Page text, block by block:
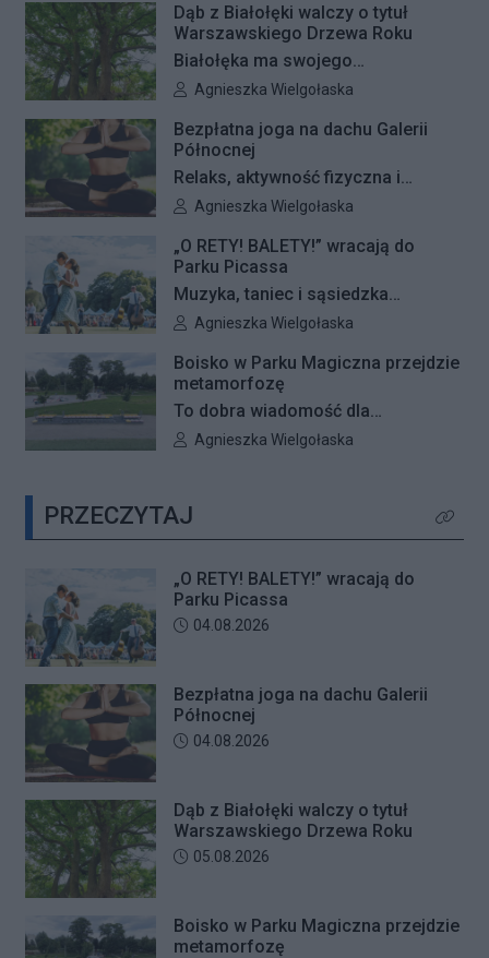
się remonty nawierzchni na trzech
placach zabaw – przy ulicach
Kiersnowskiego, Ruskowy Bród i
Ceramicznej.
Dąb z Białołęki walczy o tytuł
Warszawskiego Drzewa Roku
Białołęka ma swojego
reprezentanta w plebiscycie na
finałowej dwunastki zakwalifikował
się okazały dąb szypułkowy
rosnący przy ul. Konturowej. Teraz
o zwycięstwie zadecydują głosy
mieszkańców.
Autor artykułu:
Agnieszka Wielgołaska
Bezpłatna joga na dachu Galerii
Północnej
Relaks, aktywność fizyczna i
wyjątkowa przestrzeń pełna zieleni
Fitness Zdrofit zapraszają
mieszkańców na bezpłatne zajęcia
Autor artykułu:
Agnieszka Wielgołaska
„O RETY! BALETY!” wracają do
Parku Picassa
Muzyka, taniec i sąsiedzka
atmosfera ponownie zagoszczą w
rozpocznie się VII edycja
plenerowych potańcówek „O RETY!
Autor artykułu:
Agnieszka Wielgołaska
Boisko w Parku Magiczna przejdzie
metamorfozę
To dobra wiadomość dla
mieszkańców Białołęki i miłośników
zostanie kompleksowo
zmodernizowane.
Autor artykułu:
Agnieszka Wielgołaska
PRZECZYTAJ Kliknij
„O RETY! BALETY!” wracają do
Parku Picassa
Data dodania artykułu:
04.08.2026
Bezpłatna joga na dachu Galerii
Północnej
Data dodania artykułu:
04.08.2026
Dąb z Białołęki walczy o tytuł
Warszawskiego Drzewa Roku
Data dodania artykułu:
05.08.2026
Boisko w Parku Magiczna przejdzie
metamorfozę